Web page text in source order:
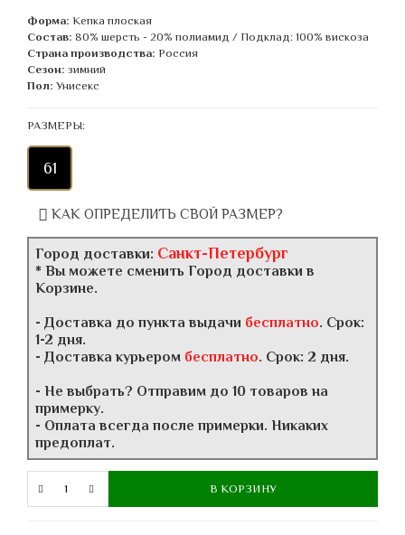
Форма: Кепка плоская
Состав: 80% шерсть - 20% полиамид / Подклад: 100% вискоза
Страна производства: Россия
Сезон: зимний
Пол: Унисекс
РАЗМЕРЫ:
61
КАК ОПРЕДЕЛИТЬ СВОЙ РАЗМЕР?
Город доставки: Санкт-Петербург
* Вы можете сменить Город доставки в
Корзине.
- Доставка до пункта выдачи бесплатно. Срок:
1-2 дня.
- Доставка курьером бесплатно. Срок: 2 дня.
- Не выбрать? Отправим до 10 товаров на
примерку.
- Оплата всегда после примерки. Никаких
предоплат.
В КОРЗИНУ